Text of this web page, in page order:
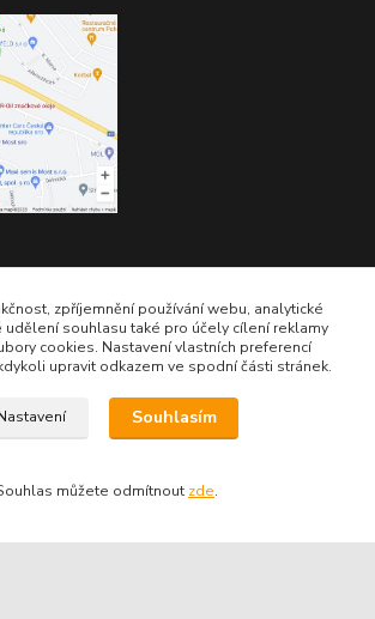
dotazy: 775 113 255
: 774 993 479
zpříjemnění používání webu, analytické
udělení souhlasu také pro účely cílení reklamy
cookies. Nastavení vlastních preferencí
upravit odkazem ve spodní části stránek.
Souhlasím
můžete odmítnout zde.